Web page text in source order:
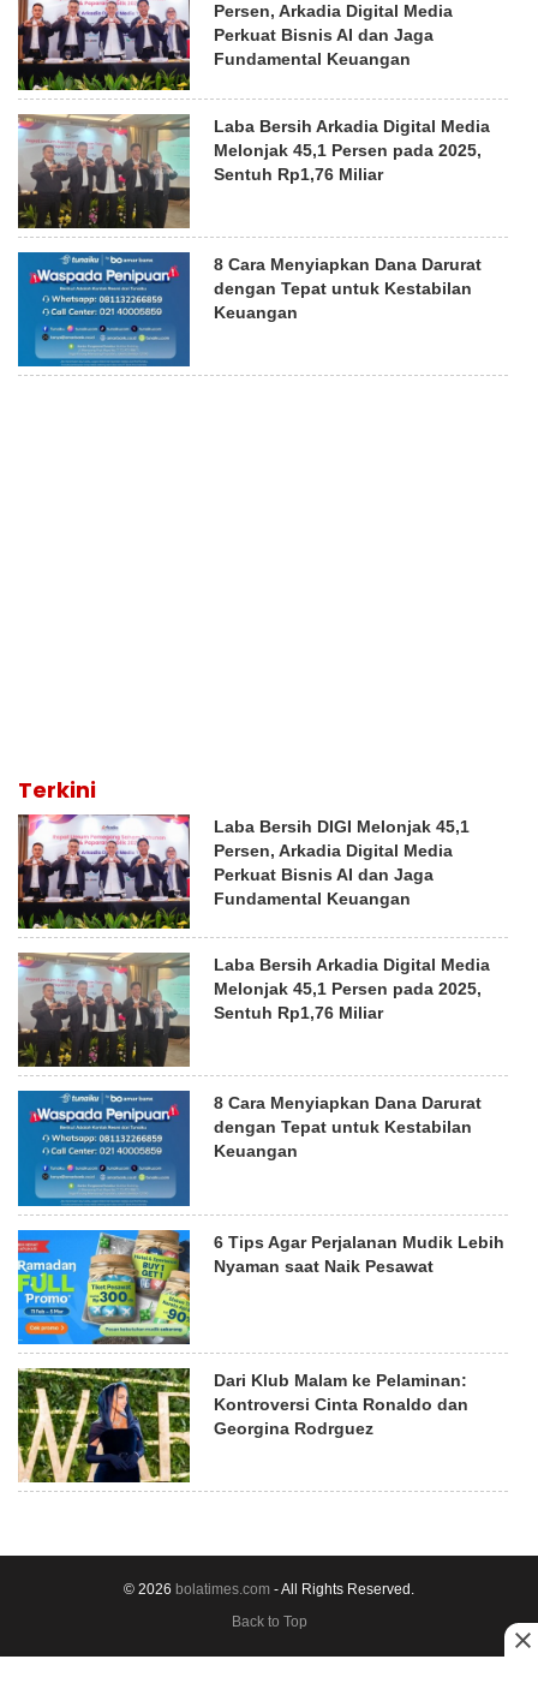
Persen, Arkadia Digital Media
Perkuat Bisnis AI dan Jaga
Fundamental Keuangan
Laba Bersih Arkadia Digital Media
Melonjak 45,1 Persen pada 2025,
Sentuh Rp1,76 Miliar
8 Cara Menyiapkan Dana Darurat
dengan Tepat untuk Kestabilan
Keuangan
Terkini
Laba Bersih DIGI Melonjak 45,1
Persen, Arkadia Digital Media
Perkuat Bisnis AI dan Jaga
Fundamental Keuangan
Laba Bersih Arkadia Digital Media
Melonjak 45,1 Persen pada 2025,
Sentuh Rp1,76 Miliar
8 Cara Menyiapkan Dana Darurat
dengan Tepat untuk Kestabilan
Keuangan
6 Tips Agar Perjalanan Mudik Lebih
Nyaman saat Naik Pesawat
Dari Klub Malam ke Pelaminan:
Kontroversi Cinta Ronaldo dan
Georgina Rodrguez
© 2026 bolatimes.com - All Rights Reserved.
Back to Top